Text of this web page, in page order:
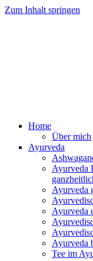
Zum Inhalt springen
Home
Über mich
Ayurveda
Ayurveda
Ayurveda
Ayurveda
Ayurveda
Tee im